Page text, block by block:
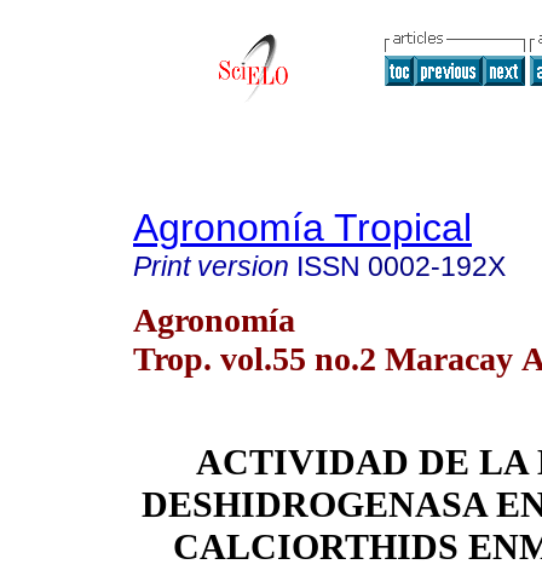
Agronomía Tropical
Print version ISSN 0002-192X
Agronomía
Trop. vol.55 no.2 Maracay
ACTIVIDAD DE LA
DESHIDROGENASA
CALCIORTHIDS